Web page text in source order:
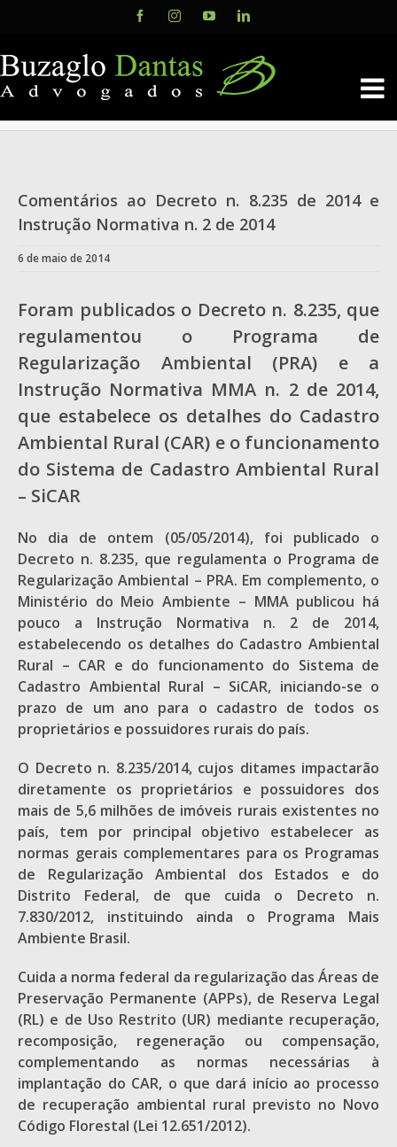
content
FacebookInstagramYouTubeLinkedIn
Comentários ao Decreto n. 8.235 de 2014 e
Instrução Normativa n. 2 de 2014
6 de maio de 2014
Foram publicados o Decreto n. 8.235, que
regulamentou o Programa de
Regularização Ambiental (PRA) e a
Instrução Normativa MMA n. 2 de 2014,
que estabelece os detalhes do Cadastro
Ambiental Rural (CAR) e o funcionamento
do Sistema de Cadastro Ambiental Rural
– SiCAR
No dia de ontem (05/05/2014), foi publicado o
Decreto n. 8.235, que regulamenta o Programa de
Regularização Ambiental – PRA. Em complemento, o
Ministério do Meio Ambiente – MMA publicou há
pouco a Instrução Normativa n. 2 de 2014,
estabelecendo os detalhes do Cadastro Ambiental
Rural – CAR e do funcionamento do Sistema de
Cadastro Ambiental Rural – SiCAR, iniciando-se o
prazo de um ano para o cadastro de todos os
proprietários e possuidores rurais do país.
O Decreto n. 8.235/2014, cujos ditames impactarão
diretamente os proprietários e possuidores dos
mais de 5,6 milhões de imóveis rurais existentes no
país, tem por principal objetivo estabelecer as
normas gerais complementares para os Programas
de Regularização Ambiental dos Estados e do
Distrito Federal, de que cuida o Decreto n.
7.830/2012, instituindo ainda o Programa Mais
Ambiente Brasil.
Cuida a norma federal da regularização das Áreas de
Preservação Permanente (APPs), de Reserva Legal
(RL) e de Uso Restrito (UR) mediante recuperação,
recomposição, regeneração ou compensação,
complementando as normas necessárias à
implantação do CAR, o que dará início ao processo
de recuperação ambiental rural previsto no Novo
Código Florestal (Lei 12.651/2012).